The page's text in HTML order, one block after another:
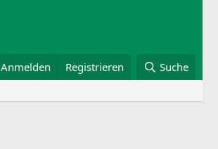
Anmelden Registrieren Suche